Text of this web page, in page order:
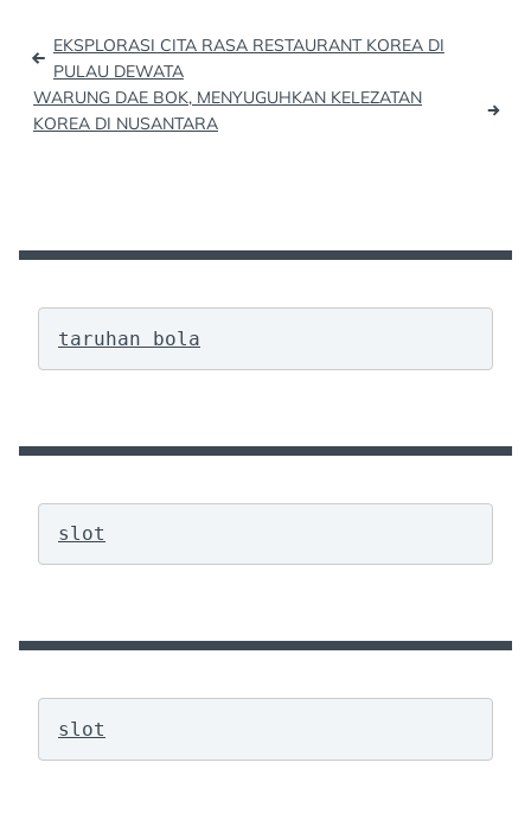
Post
navigation
EKSPLORASI CITA RASA RESTAURANT KOREA DI
PULAU DEWATA
WARUNG DAE BOK, MENYUGUHKAN KELEZATAN
KOREA DI NUSANTARA
taruhan bola
slot
slot